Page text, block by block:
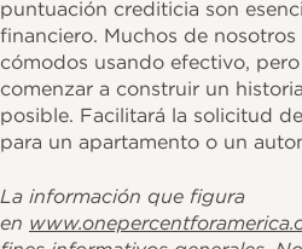
puntuación crediticia son
financiero. Muchos de nosotros
cómodos usando efectivo,
comenzar a construir un
posible. Facilitará la solicitud
para un apartamento o un
La información que figura
en